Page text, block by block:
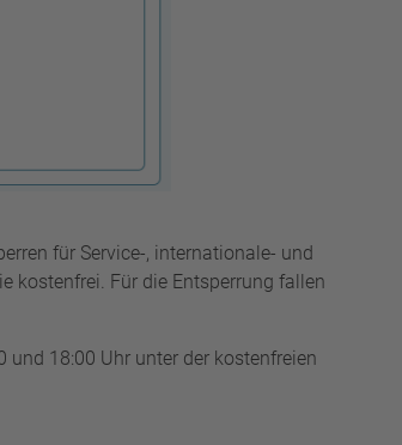
für Service-, internationale- und
kostenfrei. Für die Entsperrung fallen
und 18:00 Uhr unter der kostenfreien